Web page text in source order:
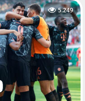
5.249